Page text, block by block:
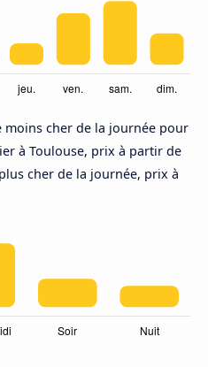
moins cher de la journée pour
à Toulouse, prix à partir de
cher de la journée, prix à